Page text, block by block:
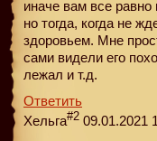
иначе вам все равно
но тогда, когда не
здоровьем. Мне
сами видели его
лежал и т.д.
Ответить
Хельга#2 09.01.2021